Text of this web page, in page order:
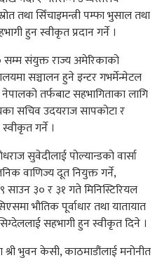
तथा सिँचाइमन्त्री पम्फा भुसाल तथा
हुन स्वीकृत प्रदान गर्ने ।
संयुक्त राज्य अमेरिकाको
सञ्चालन हुने इन्टर गभर्मेन्मेटल
तर्फबाट सहभागिताका लागि
सचिव उदयराज सापकोटा र
गर्ने ।
सुवेदीलाई पोल्यान्डको वार्सा
वाणिज्य दूत नियुक्त गर्ने,
३० र ३१ गते मिनिस्टिरियल
भौतिक पूर्वाधार तथा यातायात
सहभागी हुन स्वीकृत दिने ।
श्री भुवन केसी, काठमाडौंलाई मनोनीत